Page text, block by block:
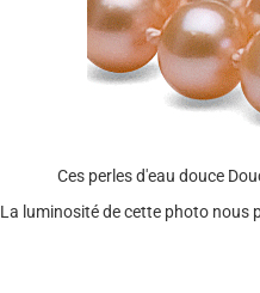
Ces perles d'eau douce
La luminosité de cette photo nous